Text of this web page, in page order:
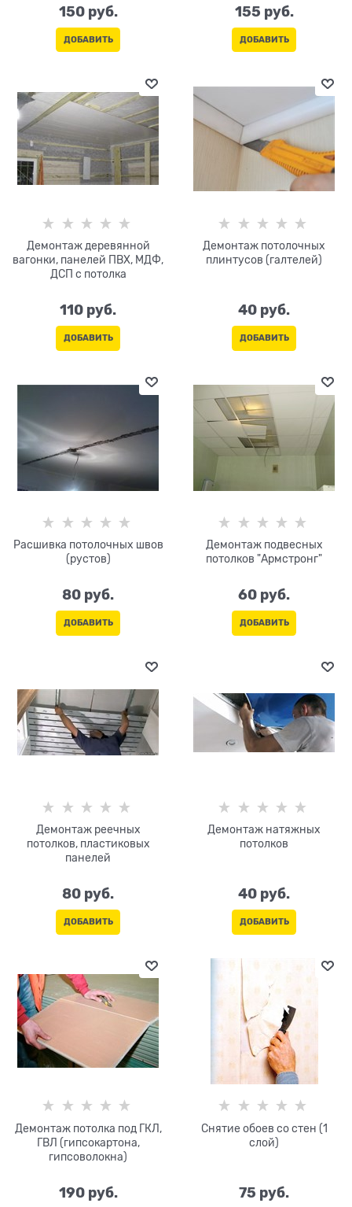
150 руб.
ДОБАВИТЬ
155 руб.
ДОБАВИТЬ
Демонтаж деревянной
вагонки, панелей ПВХ, МДФ,
ДСП с потолка
110 руб.
ДОБАВИТЬ
Демонтаж потолочных
плинтусов (галтелей)
40 руб.
ДОБАВИТЬ
Расшивка потолочных швов
(рустов)
80 руб.
ДОБАВИТЬ
Демонтаж подвесных
потолков "Армстронг"
60 руб.
ДОБАВИТЬ
Демонтаж реечных
потолков, пластиковых
панелей
80 руб.
ДОБАВИТЬ
Демонтаж натяжных
потолков
40 руб.
ДОБАВИТЬ
Демонтаж потолка под ГКЛ,
ГВЛ (гипсокартона,
гипсоволокна)
190 руб.
Снятие обоев со стен (1
слой)
75 руб.